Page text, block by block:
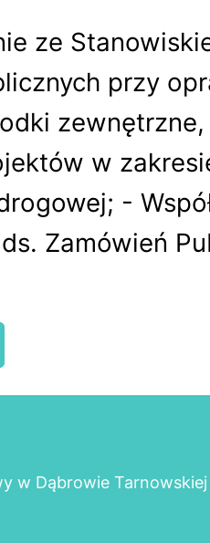
ze
przy
w
-
Zamówień
w Dąbrowie Tarnowskiej